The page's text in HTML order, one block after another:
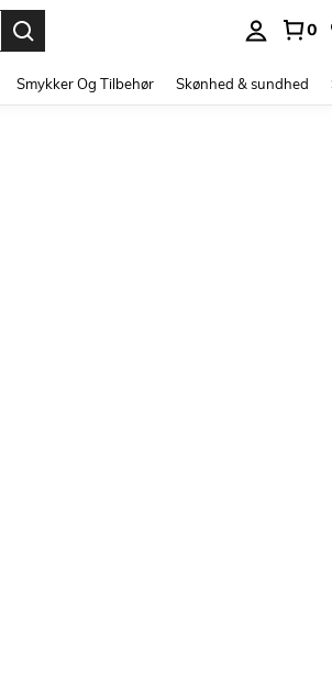
0
Smykker Og Tilbehør Skønhed & sundhed